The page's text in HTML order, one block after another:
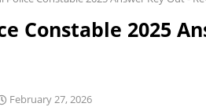
Constable 2025
February 27, 2026